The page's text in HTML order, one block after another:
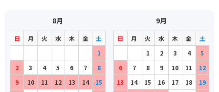
8月
日 月 火 水 木 金
土
1
2
3 4 5 6 7
8
9
10 11 12 13 14 15
9月
日 月 火 水 木 金
土
1
2 3 4
5
6
7 8 9 10 11
12
13
14 15 16 17 18 19